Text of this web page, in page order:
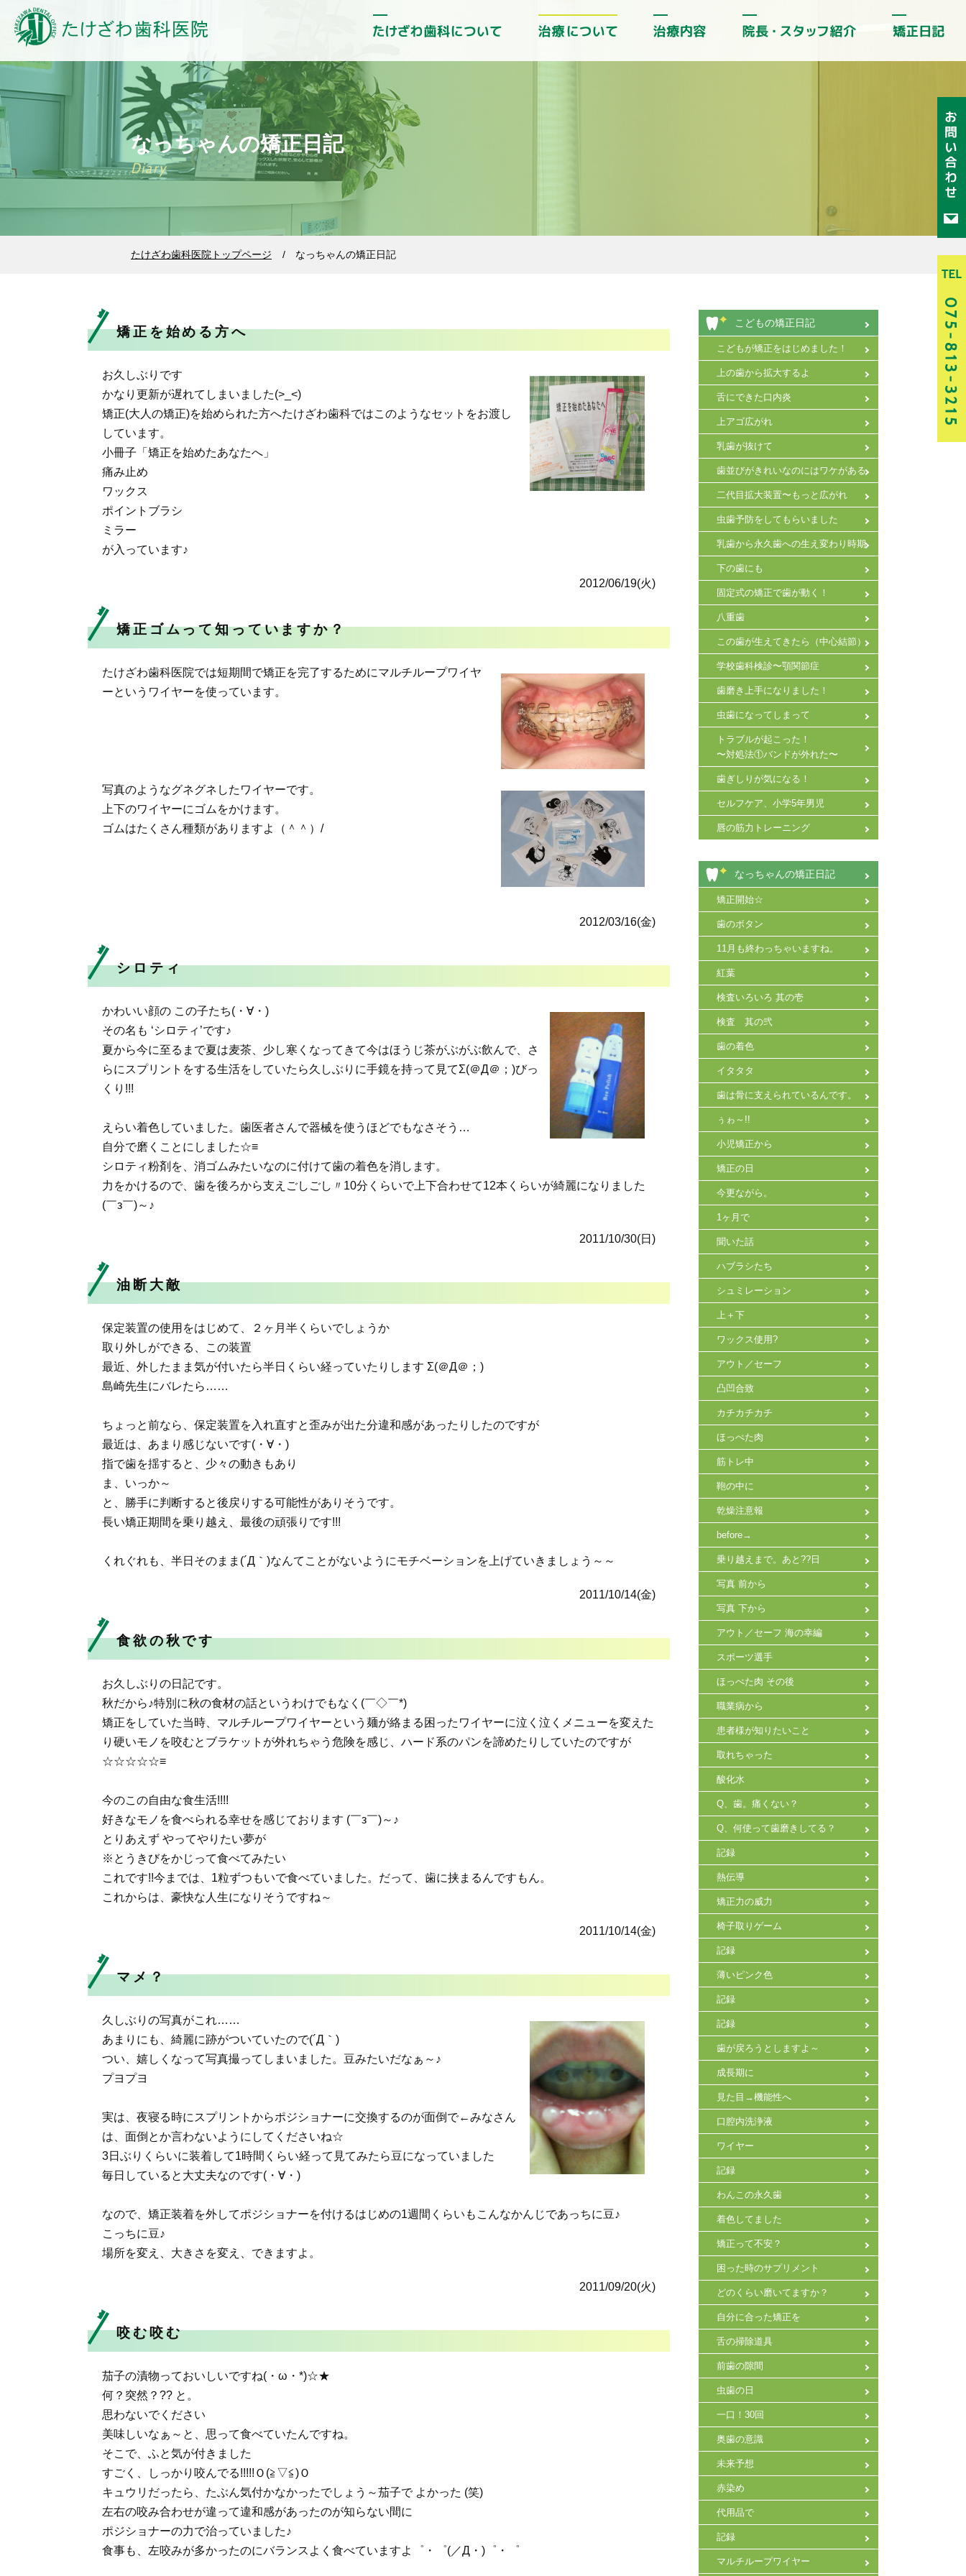
なっちゃんの矯正日記
Diary
たけざわ歯科医院トップページ なっちゃんの矯正日記
こどもの矯正日記
こどもが矯正をはじめました！
上の歯から拡大するよ
舌にできた口内炎
上アゴ広がれ
乳歯が抜けて
歯並びがきれいなのにはワケがある
二代目拡大装置〜もっと広がれ
虫歯予防をしてもらいました
乳歯から永久歯への生え変わり時期
下の歯にも
固定式の矯正で歯が動く！
八重歯
この歯が生えてきたら（中心結節）
学校歯科検診〜顎関節症
歯磨き上手になりました！
虫歯になってしまって
トラブルが起こった！
〜対処法①バンドが外れた〜
歯ぎしりが気になる！
セルフケア、小学5年男児
唇の筋力トレーニング
なっちゃんの矯正日記
矯正開始☆
歯のボタン
11月も終わっちゃいますね。
紅葉
検査いろいろ 其の壱
検査 其の弐
歯の着色
イタタタ
歯は骨に支えられているんです。
ぅゎ～!!
小児矯正から
矯正の日
今更ながら。
1ヶ月で
聞いた話
ハブラシたち
シュミレーション
上＋下
ワックス使用?
アウト／セーフ
凸凹合致
カチカチカチ
ほっぺた肉
筋トレ中
鞄の中に
乾燥注意報
before→
乗り越えまで。あと??日
写真 前から
写真 下から
アウト／セーフ 海の幸編
スポーツ選手
ほっぺた肉 その後
職業病から
患者様が知りたいこと
取れちゃった
酸化水
Q、歯。痛くない？
Q、何使って歯磨きしてる？
記録
熱伝導
矯正力の威力
椅子取りゲーム
記録
薄いピンク色
記録
記録
歯が戻ろうとしますよ～
成長期に
見た目→機能性へ
口腔内洗浄液
ワイヤー
記録
わんこの永久歯
着色してました
矯正って不安？
困った時のサプリメント
どのくらい磨いてますか？
自分に合った矯正を
舌の掃除道具
前歯の隙間
虫歯の日
一口！30回
奥歯の意識
未来予想
赤染め
代用品で
記録
マルチループワイヤー
矯正を始める方へ
お久しぶりです
かなり更新が遅れてしまいました(>_<)
矯正(大人の矯正)を始められた方へたけざわ歯科ではこのようなセットをお渡し
しています。
小冊子「矯正を始めたあなたへ」
痛み止め
ワックス
ポイントブラシ
ミラー
が入っています♪
2012/06/19(火)
矯正ゴムって知っていますか？
たけざわ歯科医院では短期間で矯正を完了するためにマルチループワイヤ
ーというワイヤーを使っています。
写真のようなグネグネしたワイヤーです。
上下のワイヤーにゴムをかけます。
ゴムはたくさん種類がありますよ（＾＾）/
2012/03/16(金)
シロティ
かわいい顔の この子たち(・∀・)
その名も ‘シロティ’です♪
夏から今に至るまで夏は麦茶、少し寒くなってきて今はほうじ茶がぶがぶ飲んで、さ
らにスプリントをする生活をしていたら久しぶりに手鏡を持って見てΣ(＠Д＠；)びっ
くり!!!
えらい着色していました。歯医者さんで器械を使うほどでもなさそう…
自分で磨くことにしました☆≡
シロティ粉剤を、消ゴムみたいなのに付けて歯の着色を消します。
力をかけるので、歯を後ろから支えごしごし〃10分くらいで上下合わせて12本くらいが綺麗になりました
(￣з￣)～♪
2011/10/30(日)
油断大敵
保定装置の使用をはじめて、２ヶ月半くらいでしょうか
取り外しができる、この装置
最近、外したまま気が付いたら半日くらい経っていたりします Σ(＠Д＠；)
島崎先生にバレたら……
ちょっと前なら、保定装置を入れ直すと歪みが出た分違和感があったりしたのですが
最近は、あまり感じないです(・∀・)
指で歯を揺すると、少々の動きもあり
ま、いっか～
と、勝手に判断すると後戻りする可能性がありそうです。
長い矯正期間を乗り越え、最後の頑張りです!!!
くれぐれも、半日そのまま(´Д｀)なんてことがないようにモチベーションを上げていきましょう～～
2011/10/14(金)
食欲の秋です
お久しぶりの日記です。
秋だから♪特別に秋の食材の話というわけでもなく(￣◇￣*)
矯正をしていた当時、マルチループワイヤーという麺が絡まる困ったワイヤーに泣く泣くメニューを変えた
り硬いモノを咬むとブラケットが外れちゃう危険を感じ、ハード系のパンを諦めたりしていたのですが
☆☆☆☆☆≡
今のこの自由な食生活!!!!
好きなモノを食べられる幸せを感じております (￣з￣)～♪
とりあえず やってやりたい夢が
※とうきびをかじって食べてみたい
これです!!今までは、1粒ずつもいで食べていました。だって、歯に挟まるんですもん。
これからは、豪快な人生になりそうですね～
2011/10/14(金)
マメ？
久しぶりの写真がこれ……
あまりにも、綺麗に跡がついていたので(´Д｀)
つい、嬉しくなって写真撮ってしまいました。豆みたいだなぁ～♪
プヨプヨ
実は、夜寝る時にスプリントからポジショナーに交換するのが面倒で←みなさん
は、面倒とか言わないようにしてくださいね☆
3日ぶりくらいに装着して1時間くらい経って見てみたら豆になっていました
毎日していると大丈夫なのです(・∀・)
なので、矯正装着を外してポジショナーを付けるはじめの1週間くらいもこんなかんじであっちに豆♪
こっちに豆♪
場所を変え、大きさを変え、できますよ。
2011/09/20(火)
咬む咬む
茄子の漬物っておいしいですね(・ω・*)☆★
何？突然？?? と。
思わないでください
美味しいなぁ～と、思って食べていたんですね。
そこで、ふと気が付きました
すごく、しっかり咬んでる!!!!!Ｏ(≧▽≦)Ｏ
キュウリだったら、たぶん気付かなかったでしょう～茄子で よかった (笑)
左右の咬み合わせが違って違和感があったのが知らない間に
ポジショナーの力で治っていました♪
食事も、左咬みが多かったのにバランスよく食べていますよ゜・゜(／Д・)゜・゜